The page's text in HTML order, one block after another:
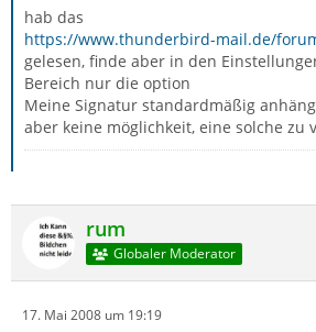
hab das
https://www.thunderbird-mail.de/
gelesen, finde aber in den
Bereich nur die option
Meine Signatur standardmäßig
aber keine möglichkeit, eine solche zu
rum
Globaler Moderator
17. Mai 2008 um 19:19